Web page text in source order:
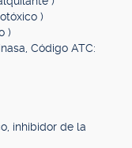
)
)
Código ATC:
inhibidor de la